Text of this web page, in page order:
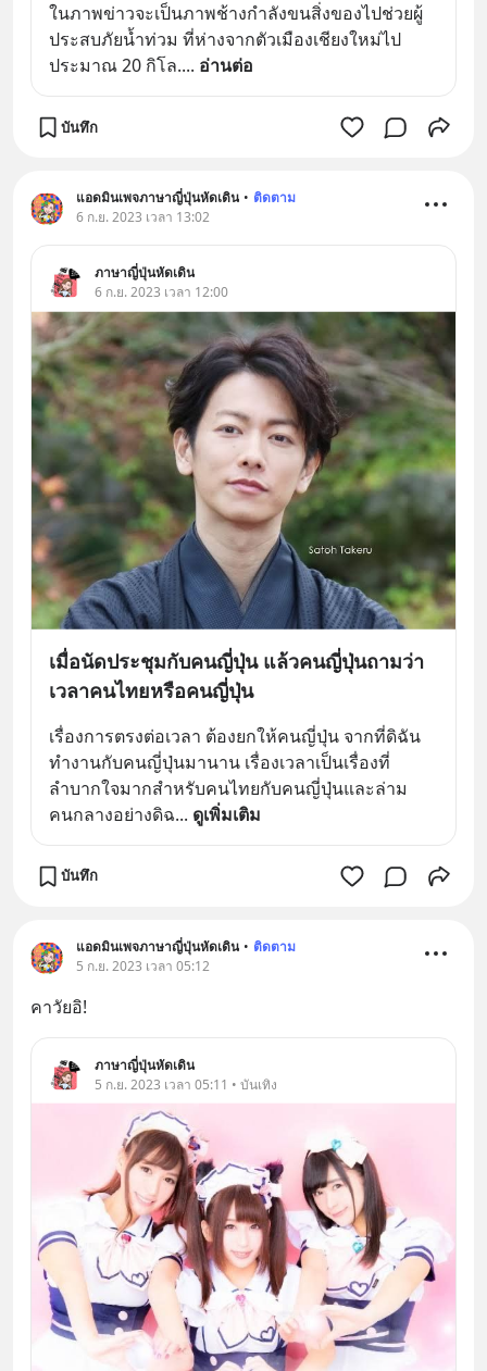
ในภาพข่าวจะเป็นภาพช้างกำลังขนสิ่งของไปช่วยผู้
ประสบภัยน้ำท่วม ที่ห่างจากตัวเมืองเชียงใหม่ไป
ประมาณ 20 กิโล.... อ่านต่อ
บันทึก
แอดมินเพจภาษาญี่ปุ่นหัดเดิน • ติดตาม
6 ก.ย. 2023 เวลา 13:02
ภาษาญี่ปุ่นหัดเดิน
6 ก.ย. 2023 เวลา 12:00
เมื่อนัดประชุมกับคนญี่ปุ่น แล้วคนญี่ปุ่นถามว่า
เวลาคนไทยหรือคนญี่ปุ่น
เรื่องการตรงต่อเวลา ต้องยกให้คนญี่ปุ่น จากที่ดิฉัน
ทำงานกับคนญี่ปุ่นมานาน เรื่องเวลาเป็นเรื่องที่
ลำบากใจมากสำหรับคนไทยกับคนญี่ปุ่นและล่าม
คนกลางอย่างดิฉ... ดูเพิ่มเติม
บันทึก
แอดมินเพจภาษาญี่ปุ่นหัดเดิน • ติดตาม
5 ก.ย. 2023 เวลา 05:12
คาวัยอิ!
ภาษาญี่ปุ่นหัดเดิน
5 ก.ย. 2023 เวลา 05:11 • บันเทิง